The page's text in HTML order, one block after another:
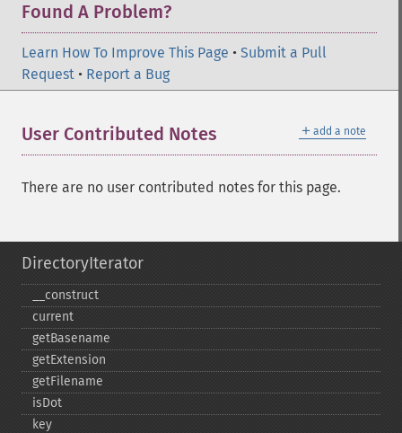
Found A Problem?
Learn How To Improve This Page • Submit a Pull
Request • Report a Bug
＋ add a note
User Contributed Notes
There are no user contributed notes for this page.
DirectoryIterator
_​_​construct
current
getBasename
getExtension
getFilename
isDot
key